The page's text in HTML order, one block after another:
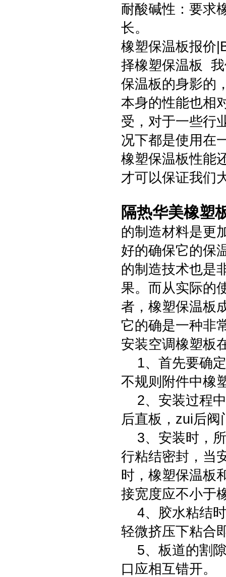
耐酸碱性：要求
长。
橡塑保温板报价
择橡塑保温板
保温板的身影的
本身的性能也相
受，对于一些行
况下都是使用在
橡塑保温板性能
才可以保证我们
隔热华美橡塑
的制造材料是更
好的确保它的保
的制造技术也是
果。而从实际的
者，橡塑保温板
它的确是一种非
安装空调橡塑板
1、首先要确定
不规则附件中橡
2、安装过程中
后直板，zui后阀
3、安装时，所
行粘结密封，当
时，橡塑保温板
接宽度应不小于
4、胶水粘结时
轻微挤压下粘合
5、板道的割隙
口应相互错开。